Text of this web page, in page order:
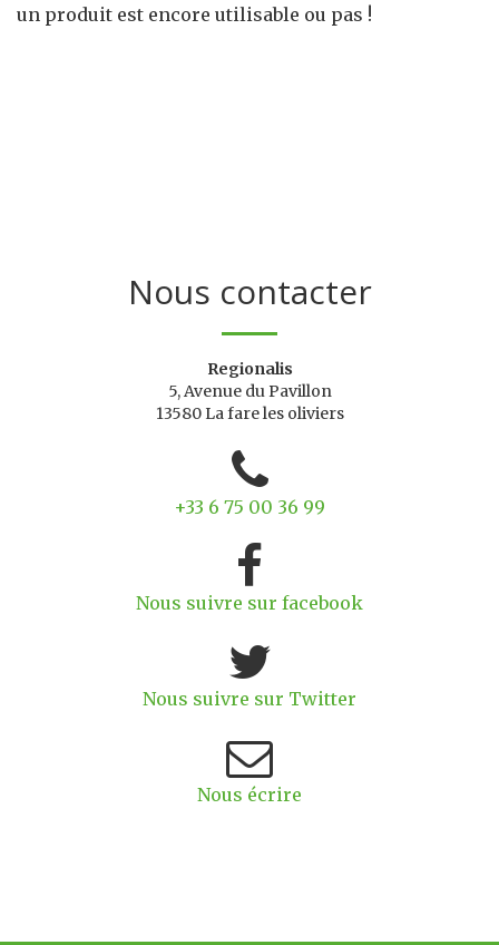
un produit est encore utilisable ou pas !
Nous contacter
Regionalis
5, Avenue du Pavillon
13580 La fare les oliviers
+33 6 75 00 36 99
Nous suivre sur facebook
Nous suivre sur Twitter
Nous écrire